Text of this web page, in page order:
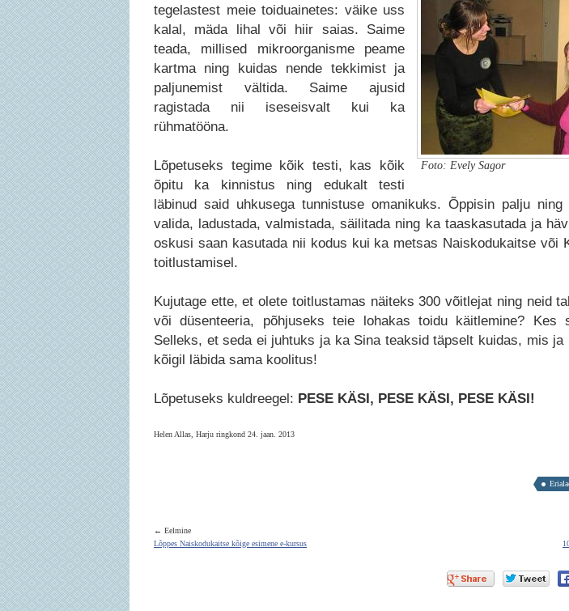
Foto: Evely Sagor
tegelastest meie toiduainetes: väike uss
kalal, mäda lihal või hiir saias. Saime
teada, millised mikroorganisme peame
kartma ning kuidas nende tekkimist ja
paljunemist vältida. Saime ajusid
ragistada nii iseseisvalt kui ka
rühmatööna.
Lõpetuseks tegime kõik testi, kas kõik
õpitu ka kinnistus ning edukalt testi
läbinud said uhkusega tunnistuse omanikuks. Õppisin palju
valida, ladustada, valmistada, säilitada ning ka taaskasutada ja
oskusi saan kasutada nii kodus kui ka metsas Naiskodukaitse või
toitlustamisel.
Kujutage ette, et olete toitlustamas näiteks 300 võitlejat ning neid
või düsenteeria, põhjuseks teie lohakas toidu käitlemine? Kes
Selleks, et seda ei juhtuks ja ka Sina teaksid täpselt kuidas, mis
kõigil läbida sama koolitus!
Lõpetuseks kuldreegel: PESE KÄSI, PESE KÄSI, PESE KÄSI!
Helen Allas, Harju ringkond 24. jaan. 2013
← Eelmine
Lõppes Naiskodukaitse kõige esimene e-kursus